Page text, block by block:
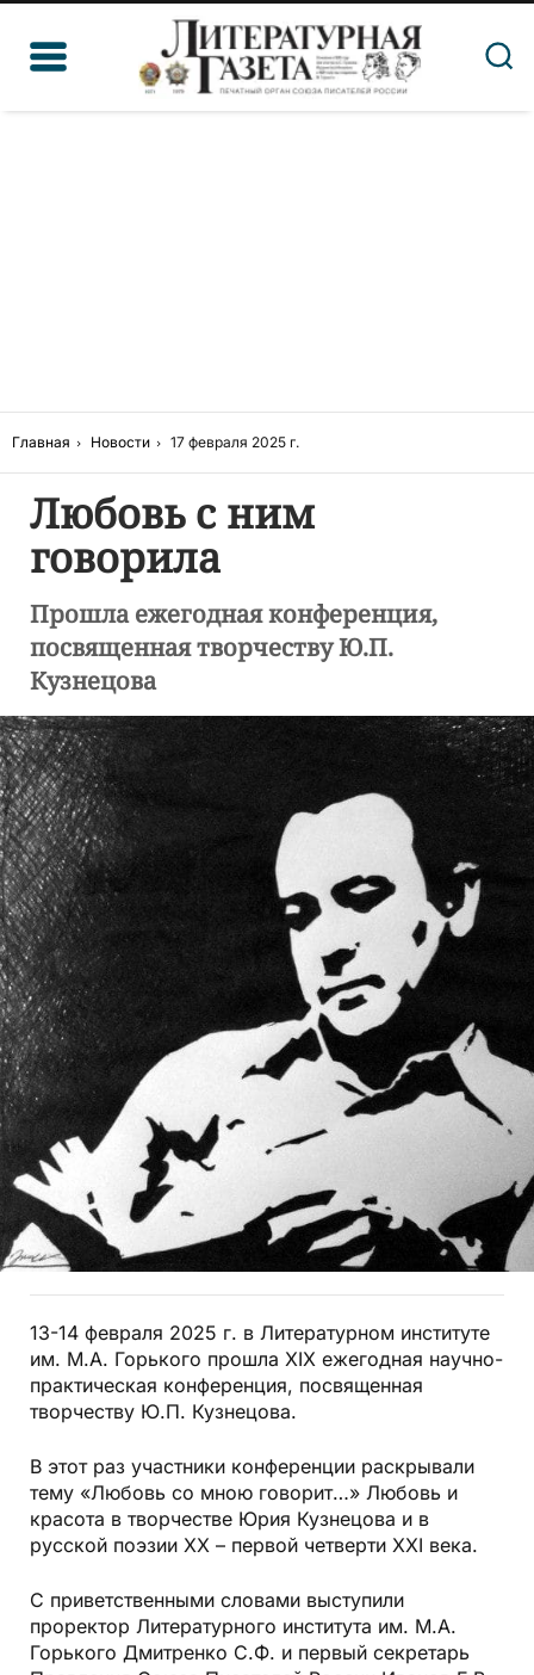
Главная Новости 17 февраля 2025 г.
Любовь с ним
говорила
Прошла ежегодная конференция,
посвященная творчеству Ю.П.
Кузнецова
13-14 февраля 2025 г. в Литературном институте
им. М.А. Горького прошла XIX ежегодная научно-
практическая конференция, посвященная
творчеству Ю.П. Кузнецова.
В этот раз участники конференции раскрывали
тему «Любовь со мною говорит…» Любовь и
красота в творчестве Юрия Кузнецова и в
русской поэзии ХХ – первой четверти XXI века.
С приветственными словами выступили
проректор Литературного института им. М.А.
Горького Дмитренко С.Ф. и первый секретарь